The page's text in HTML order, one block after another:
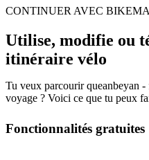
CONTINUER AVEC
Utilise, modifie ou
itinéraire vélo
Tu veux parcourir queanbeyan
voyage ? Voici ce que tu peux
Fonctionnalités gratuites